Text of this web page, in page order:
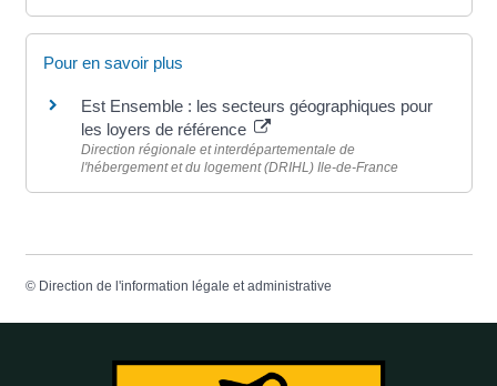
Pour en savoir plus
Est Ensemble : les secteurs géographiques pour
les loyers de référence
Direction régionale et interdépartementale de
l'hébergement et du logement (DRIHL) Ile-de-France
© Direction de l'information légale et administrative